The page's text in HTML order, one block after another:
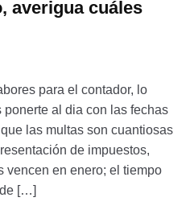
averigua cuáles
para el contador, lo
al dia con las fechas
las multas son cuantiosas
de impuestos,
vencen en enero; el tiempo
[…]